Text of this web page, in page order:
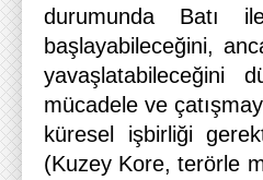
durumunda Batı
başlayabileceğini,
yavaşlatabileceğini
mücadele ve
küresel işbirliği
(Kuzey Kore, terörle